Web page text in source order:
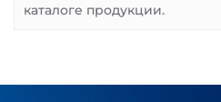
каталоге продукции.